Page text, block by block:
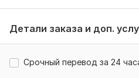
•с русского на турецкий /
Детали заказа и доп.
Срочный перевод за 24